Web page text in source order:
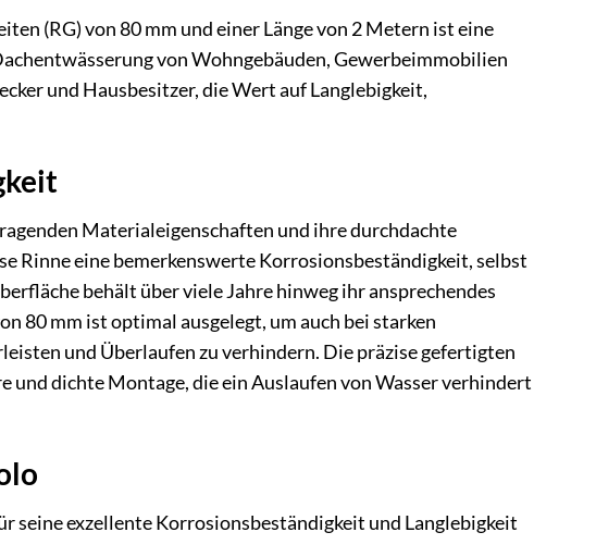
(RG) von 80 mm und einer Länge von 2 Metern ist eine
von Wohngebäuden, Gewerbeimmobilien
und Hausbesitzer, die Wert auf Langlebigkeit,
Materialeigenschaften und ihre durchdachte
Rinne eine bemerkenswerte Korrosionsbeständigkeit, selbst
behält über viele Jahre hinweg ihr ansprechendes
80 mm ist optimal ausgelegt, um auch bei starken
und Überlaufen zu verhindern. Die präzise gefertigten
und dichte Montage, die ein Auslaufen von Wasser verhindert
seine exzellente Korrosionsbeständigkeit und Langlebigkeit